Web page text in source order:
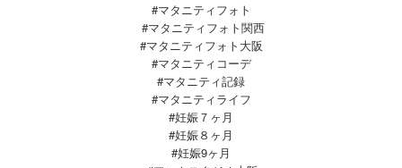
#マタニティフォト
#マタニティフォト関西
#マタニティフォト大阪
#マタニティコーデ
#マタニティ記録
#マタニティライフ
#妊娠７ヶ月
#妊娠８ヶ月
#妊娠9ヶ月